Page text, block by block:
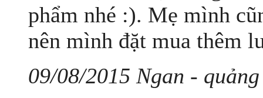
phẩm nhé :). Mẹ mình
nên mình đặt mua thêm
09/08/2015 Ngan -